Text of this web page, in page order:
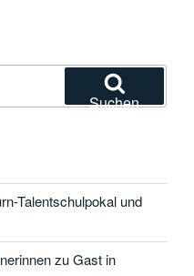
Suchen
Talentschulpokal und
zu Gast in